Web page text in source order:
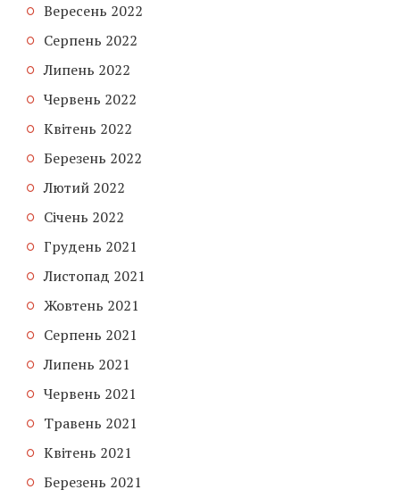
Вересень 2022
Серпень 2022
Липень 2022
Червень 2022
Квітень 2022
Березень 2022
Лютий 2022
Січень 2022
Грудень 2021
Листопад 2021
Жовтень 2021
Серпень 2021
Липень 2021
Червень 2021
Травень 2021
Квітень 2021
Березень 2021